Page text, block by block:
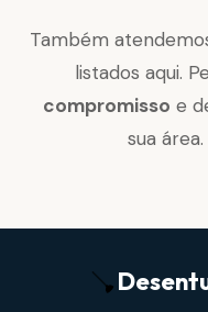
Também
listados aqui.
compromisso e
sua área.